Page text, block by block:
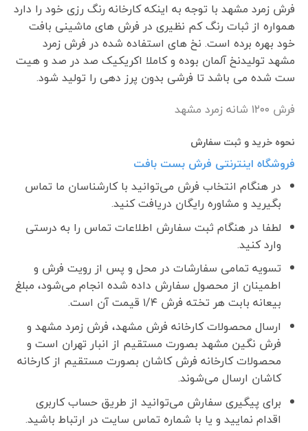
فرش زمرد مشهد با توجه به اینکه کارخانه رنگ رزی خود را دارد
همواره از ثبات رنگ کم نظیری در فرش های ماشینی بافت
خود بهره برده است. نخ های استفاده شده در فرش زمرد
مشهد تولیدنخ آلمان بوده و کاملا اکریکیک صد در صد و هیت
ست شده می باشد تا فرشی بدون پرز دهی را تولید شود.
فرش ١٢٠٠ شانه زمرد مشهد
نحوه خرید و ثبت سفارش
فروشگاه اینترنتی فرش بست بافت
در هنگام انتخاب فرش می‌توانید با کارشناسان ما تماس
بگیرید و مشاوره رایگان دریافت کنید.
لطفا در هنگام ثبت سفارش اطلاعات تماس را به درستی
وارد کنید.
تسویه تمامی سفارشات در محل و پس از رویت فرش و
اطمینان از محصول سفارش داده شده انجام می‌شود، مبلغ
بیعانه بابت هر تخته فرش ۱/۴ قیمت آن است.
ارسال محصولات کارخانه فرش مشهد، فرش زمرد مشهد و
فرش نگین مشهد بصورت مستقیم از انبار تهران است و
محصولات کارخانه فرش کاشان بصورت مستقیم از کارخانه
کاشان ارسال می‌شوند.
برای پیگیری سفارش می‌توانید از طریق حساب کاربری
اقدام نمایید و یا با شماره تماس سایت در ارتباط باشید.